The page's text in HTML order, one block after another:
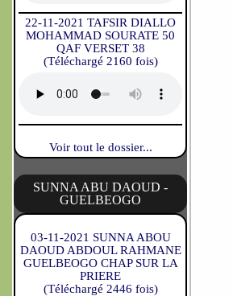
22-11-2021 TAFSIR DIALLO
MOHAMMAD SOURATE 50
QAF VERSET 38
(Téléchargé 2160 fois)
Voir tout le dossier...
SUNNA ABU DAOUD -
GUELBEOGO
03-11-2021 SUNNA ABOU
DAOUD ABDOUL RAHMANE
GUELBEOGO CHAP SUR LA
PRIERE
(Téléchargé 2446 fois)